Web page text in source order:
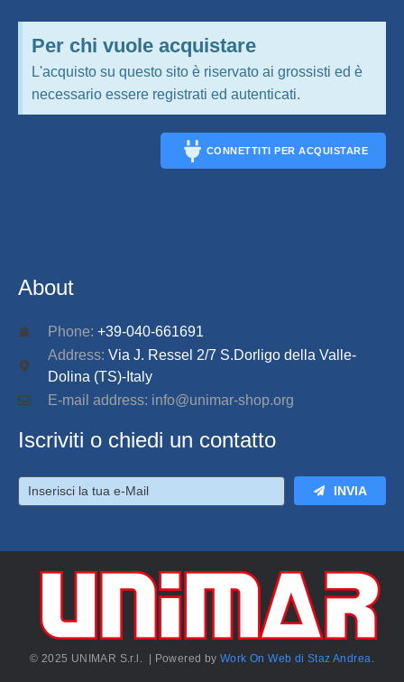
Per chi vuole acquistare
L'acquisto su questo sito è riservato ai grossisti ed è
necessario essere registrati ed autenticati.
CONNETTITI PER ACQUISTARE
About
Phone: +39-040-661691
Address: Via J. Ressel 2/7 S.Dorligo della Valle-
Dolina (TS)-Italy
E-mail address: info@unimar-shop.org
Iscriviti o chiedi un contatto
INVIA
© 2025 UNIMAR S.r.l. | Powered byWork On Web di Staz Andrea.